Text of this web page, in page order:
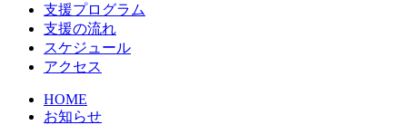
支援プログラム
支援の流れ
スケジュール
アクセス
HOME
お知らせ